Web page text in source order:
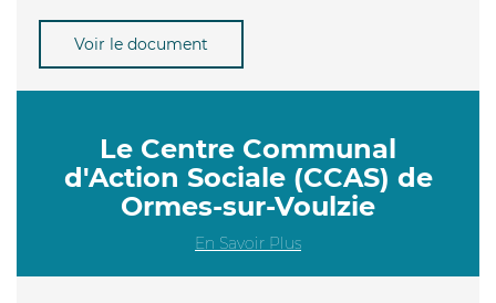
Voir le document
Le Centre Communal
d'Action Sociale (CCAS) de
Ormes-sur-Voulzie
En Savoir Plus